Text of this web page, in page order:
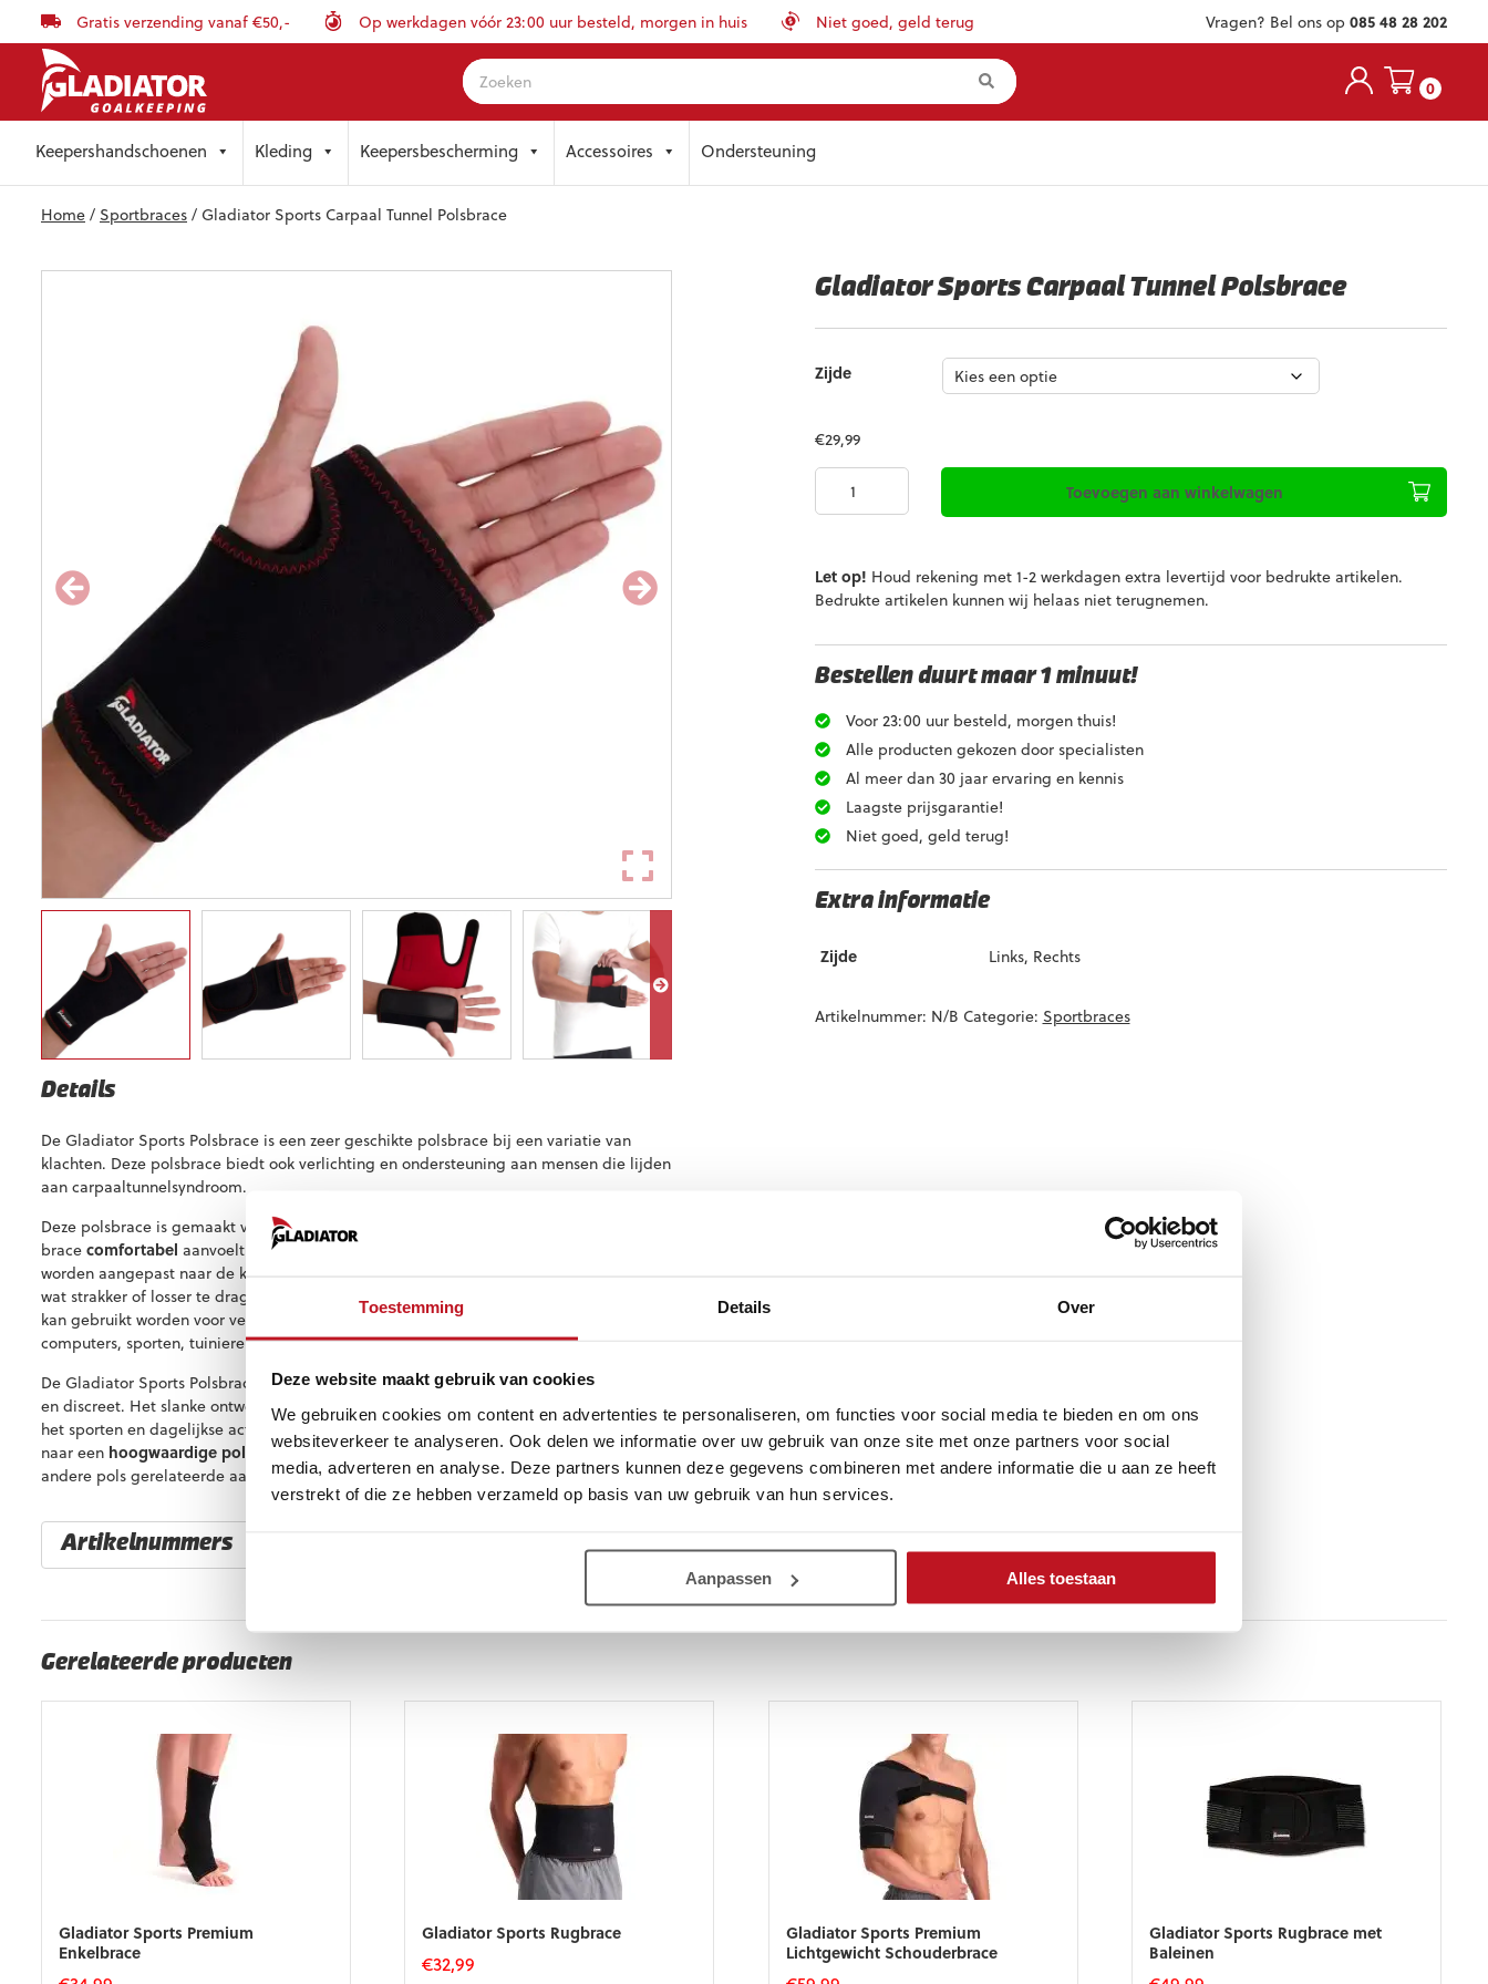
Toestemming Details Over
Deze website maakt gebruik van cookies
We gebruiken cookies om content en advertenties te personaliseren, om functies voor social media te bieden en om ons
websiteverkeer te analyseren. Ook delen we informatie over uw gebruik van onze site met onze partners voor social
media, adverteren en analyse. Deze partners kunnen deze gegevens combineren met andere informatie die u aan ze heeft
verstrekt of die ze hebben verzameld op basis van uw gebruik van hun services.
Aanpassen Alles toestaan
Gratis verzending vanaf €50,- Op werkdagen vóór 23:00 uur besteld, morgen in huis Niet goed, geld terug Vragen? Bel ons op085 48 28 202
0
toKeepershandschoenen Kleding Keepersbescherming Accessoires Ondersteuning
Home/Sportbraces/ Gladiator Sports Carpaal Tunnel Polsbrace
Details
De Gladiator Sports Polsbrace is een zeer geschikte polsbrace bij een variatie van
klachten. Deze polsbrace biedt ook verlichting en ondersteuning aan mensen die lijden
aan carpaaltunnelsyndroom.
Deze polsbrace is gemaakt van elastisch materiaal en ademend materiaal waardoor de
bracecomfortabel aanvoelt. Door de sluiting aan de bovenkant kan deze brace
worden aangepast naar de keuze van de gebruiker, hierdoor kun je kiezen om de brace
wat strakker of losser te dragen, zonder dat het vervelend gaat zitten. Deze polsbrace
kan gebruikt worden voor verschillende doeleinden, zoals bij het werken met
computers, sporten, tuinieren of andere activiteiten waarbij de pols belast wordt.
De Gladiator Sports Polsbrace (Carpaal Tunnel) is niet alleen effectief, maar ook stijlvol
en discreet. Het slanke ontwerp past onder kleding en kan gedragen worden tijdens
het sporten en dagelijkse activiteiten zonder dat het opvalt. Wanneer u op zoek bent
naar een hoogwaardige polsbracedie geschikt is voor carpaaltunnelsyndroom en
andere pols gerelateerde aandoeningen, dan is deze brace een zeer goede keuze.
Artikelnummers
8720195935001
Gladiator Sports Carpaal Tunnel Polsbrace
Zijde
€29,99
Gladiator
Sports
Polsbrace
aantal
Toevoegen aan winkelwagen
Let op! Houd rekening met 1-2 werkdagen extra levertijd voor bedrukte artikelen.
Bedrukte artikelen kunnen wij helaas niet terugnemen.
Artikelnummer: N/B Categorie: Sportbraces
Bestellen duurt maar 1 minuut!
Voor 23:00 uur besteld, morgen thuis!
Alle producten gekozen door specialisten
Al meer dan 30 jaar ervaring en kennis
Laagste prijsgarantie!
Niet goed, geld terug!
Extra informatie
Zijde Links, Rechts
Gerelateerde producten
Gladiator Sports Premium
Enkelbrace
Gladiator Sports Rugbrace
€32,99
Gladiator Sports Premium
Lichtgewicht Schouderbrace
Gladiator Sports Rugbrace met
Baleinen